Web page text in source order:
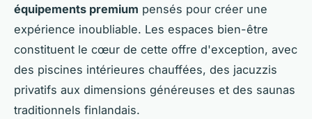
équipements premium pensés pour créer une
expérience inoubliable. Les espaces bien-être
constituent le cœur de cette offre d'exception, avec
des piscines intérieures chauffées, des jacuzzis
privatifs aux dimensions généreuses et des saunas
traditionnels finlandais.